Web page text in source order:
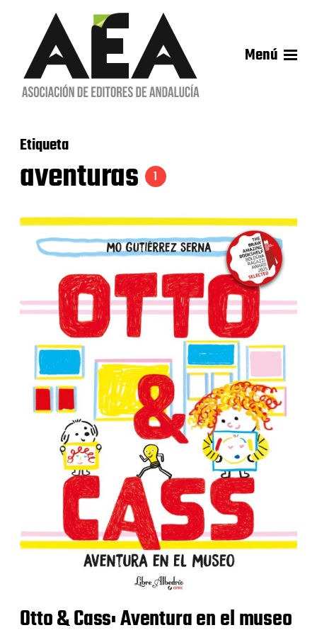
Menú
Etiqueta
aventuras 1
Otto & Cass: Aventura en el museo